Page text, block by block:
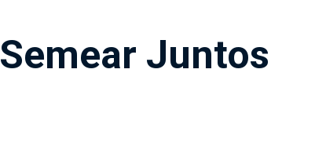
Semear Juntos